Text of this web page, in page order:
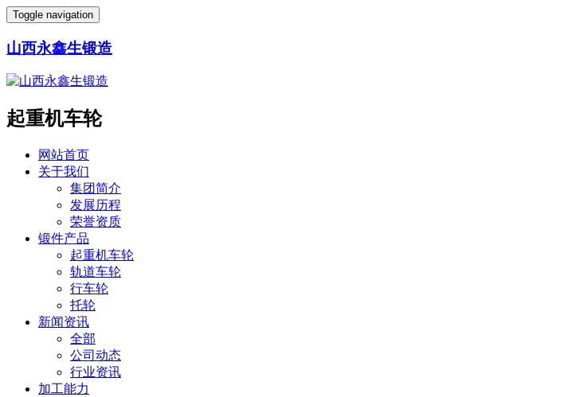
Toggle navigation
山西永鑫生锻造
起重机车轮
网站首页
关于我们
集团简介
发展历程
荣誉资质
锻件产品
起重机车轮
轨道车轮
行车轮
托轮
新闻资讯
全部
公司动态
行业资讯
加工能力